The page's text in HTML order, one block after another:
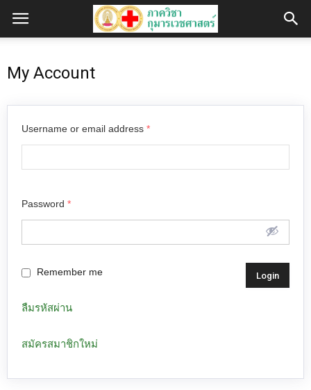
My Account
Username or email address *
Password *
Remember me
ลืมรหัสผ่าน
สมัครสมาชิกใหม่